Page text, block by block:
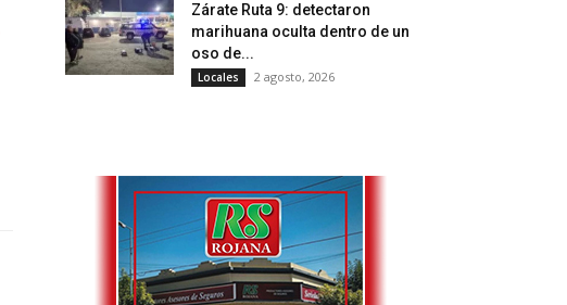
Zárate Ruta 9: detectaron
marihuana oculta dentro de un
oso de...
Locales 2 agosto, 2026